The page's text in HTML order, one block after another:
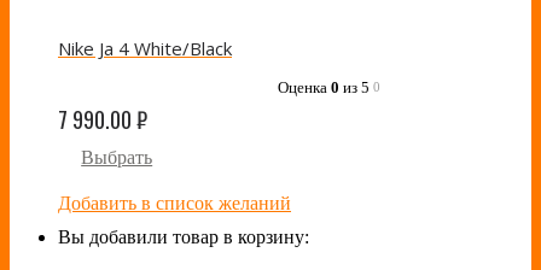
Nike Ja 4 White/Black
Оценка 0 из 5 0
7 990.00₽
Выбрать
Добавить в список желаний
Вы добавили товар в корзину: